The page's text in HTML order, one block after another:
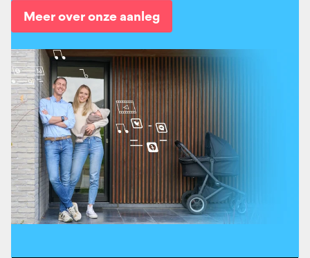
Meer over onze aanleg